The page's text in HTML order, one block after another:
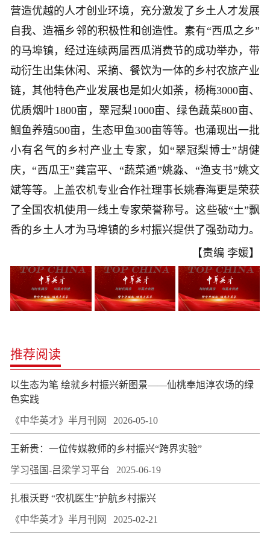
营造优越的人才创业环境，充分激发了乡土人才发展
自我、造福乡邻的积极性和创造性。素有“西瓜之乡”
的马埠镇，经过连续两届西瓜消费节的成功举办，带
动衍生出集休闲、采摘、餐饮为一体的乡村农旅产业
链，其他特色产业发展也是如火如荼，杨梅3000亩、
优质烟叶1800亩，翠冠梨1000亩、绿色蔬菜800亩、
鮰鱼养殖500亩，生态甲鱼300亩等等。也涌现出一批
小有名气的乡村产业土专家，如“翠冠梨博士”胡健
庆，“西瓜王”龚富平、“蔬菜通”姚淼、“渔支书”姚文
斌等等。上盖农机专业合作社理事长姚春海更是荣获
了全国农机使用一线土专家荣誉称号。这些破“土”飘
香的乡土人才为马埠镇的乡村振兴提供了强劲动力。
【责编 李媛】
推荐阅读
以生态为笔 绘就乡村振兴新图景——仙桃奉旭淳农场的绿
色实践
《中华英才》半月刊网 2026-05-10
王新贵：一位传媒教师的乡村振兴“跨界实验”
学习强国-吕梁学习平台 2025-06-19
扎根沃野 “农机医生”护航乡村振兴
《中华英才》半月刊网 2025-02-21